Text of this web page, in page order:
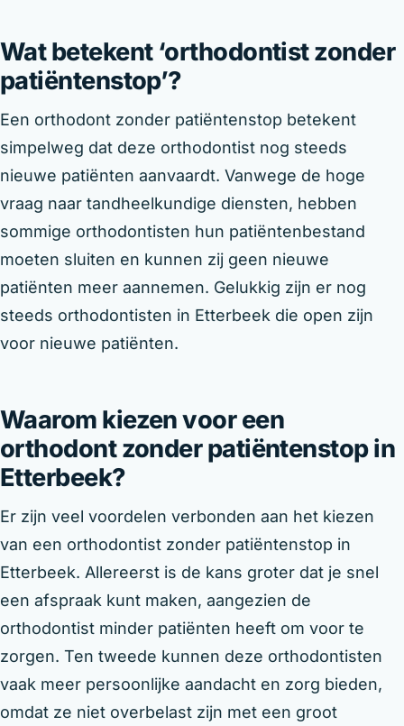
Wat betekent ‘orthodontist zonder
patiëntenstop’?
Een orthodont zonder patiëntenstop betekent
simpelweg dat deze orthodontist nog steeds
nieuwe patiënten aanvaardt. Vanwege de hoge
vraag naar tandheelkundige diensten, hebben
sommige orthodontisten hun patiëntenbestand
moeten sluiten en kunnen zij geen nieuwe
patiënten meer aannemen. Gelukkig zijn er nog
steeds orthodontisten in Etterbeek die open zijn
voor nieuwe patiënten.
Waarom kiezen voor een
orthodont zonder patiëntenstop in
Etterbeek?
Er zijn veel voordelen verbonden aan het kiezen
van een orthodontist zonder patiëntenstop in
Etterbeek. Allereerst is de kans groter dat je snel
een afspraak kunt maken, aangezien de
orthodontist minder patiënten heeft om voor te
zorgen. Ten tweede kunnen deze orthodontisten
vaak meer persoonlijke aandacht en zorg bieden,
omdat ze niet overbelast zijn met een groot